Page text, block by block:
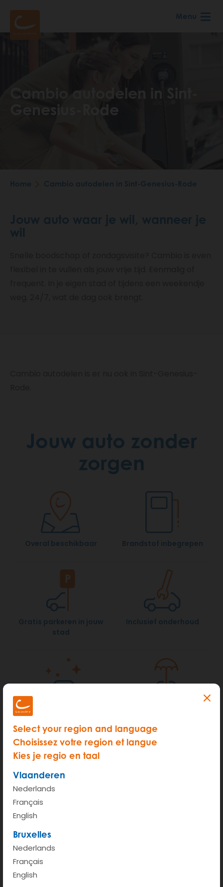
Select your region and language
Choisissez votre region et langue
Kies je regio en taal
Vlaanderen
Nederlands
Français
English
Bruxelles
Nederlands
Français
English
main
Menu
Cambio autodelen in Sint-
Genesius-Rode
Breadcrumb
Home Cambio autodelen in Sint-Genesius-Rode
Jouw auto waar je wil, wanneer je
wil
Jouw auto zonder
zorgen
Overal beschikbaar Brandstof inbegrepen
Gratis parkeren in jouw
stad
Inclusief onderhoud
Nooit meer schoonmaken
Pechverhelping
Voordelig